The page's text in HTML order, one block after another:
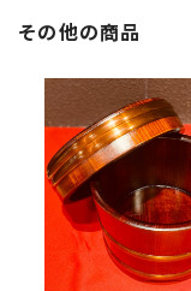
その他の商品